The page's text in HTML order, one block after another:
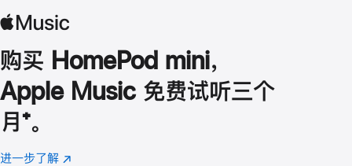
购买 HomePod mini，
Apple Music 免费试听三个
月 脚
注
⁺。
进一步了解 Apple
(在